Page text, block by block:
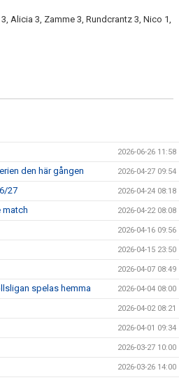
Alicia 3, Zamme 3, Rundcrantz 3, Nico 1,
2026-06-26 11:58
den här gången 2026-04-27 09:54
27 2026-04-24 08:18
match 2026-04-22 08:08
2026-04-16 09:56
2026-04-15 23:50
2026-04-07 08:49
spelas hemma 2026-04-04 08:00
2026-04-02 08:21
2026-04-01 09:34
2026-03-27 10:00
2026-03-26 14:00